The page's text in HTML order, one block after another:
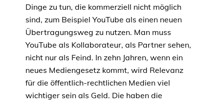
Dinge zu tun, die kommerziell nicht möglich
sind, zum Beispiel YouTube als einen neuen
Übertragungsweg zu nutzen. Man muss
YouTube als Kollaborateur, als Partner sehen,
nicht nur als Feind. In zehn Jahren, wenn ein
neues Mediengesetz kommt, wird Relevanz
für die öffentlich-rechtlichen Medien viel
wichtiger sein als Geld. Die haben die